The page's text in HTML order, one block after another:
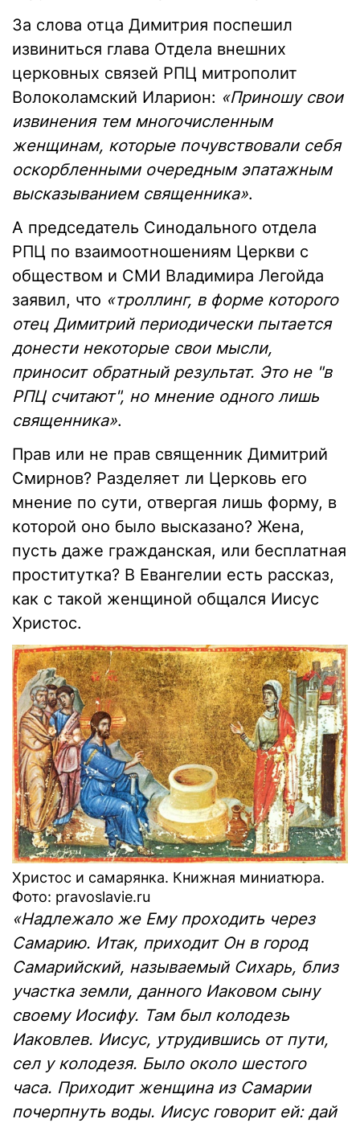
За слова отца Димитрия поспешил
извиниться глава Отдела внешних
церковных связей РПЦ митрополит
Волоколамский Иларион: «Приношу свои
извинения тем многочисленным
женщинам, которые почувствовали себя
оскорбленными очередным эпатажным
высказыванием священника».
А председатель Синодального отдела
РПЦ по взаимоотношениям Церкви с
обществом и СМИ Владимира Легойда
заявил, что «троллинг, в форме которого
отец Димитрий периодически пытается
донести некоторые свои мысли,
приносит обратный результат. Это не "в
РПЦ считают", но мнение одного лишь
священника».
Прав или не прав священник Димитрий
Смирнов? Разделяет ли Церковь его
мнение по сути, отвергая лишь форму, в
которой оно было высказано? Жена,
пусть даже гражданская, или бесплатная
проститутка? В Евангелии есть рассказ,
как с такой женщиной общался Иисус
Христос.
Христос и самарянка. Книжная миниатюра.
Фото: pravoslavie.ru
«Надлежало же Ему проходить через
Самарию. Итак, приходит Он в город
Самарийский, называемый Сихарь, близ
участка земли, данного Иаковом сыну
своему Иосифу. Там был колодезь
Иаковлев. Иисус, утрудившись от пути,
сел у колодезя. Было около шестого
часа. Приходит женщина из Самарии
почерпнуть воды. Иисус говорит ей: дай